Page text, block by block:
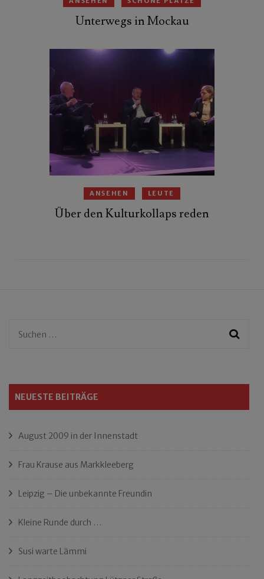
Unterwegs in Mockau
ANSEHEN LEUTE
Über den Kulturkollaps reden
Suchen
NEUESTE BEITRÄGE
August 2009 in der Innenstadt
Frau Krause aus Markkleeberg
Leipzig – Die unbekannte Freundin
Kleine Runde durch …
Susi warte Lämmi